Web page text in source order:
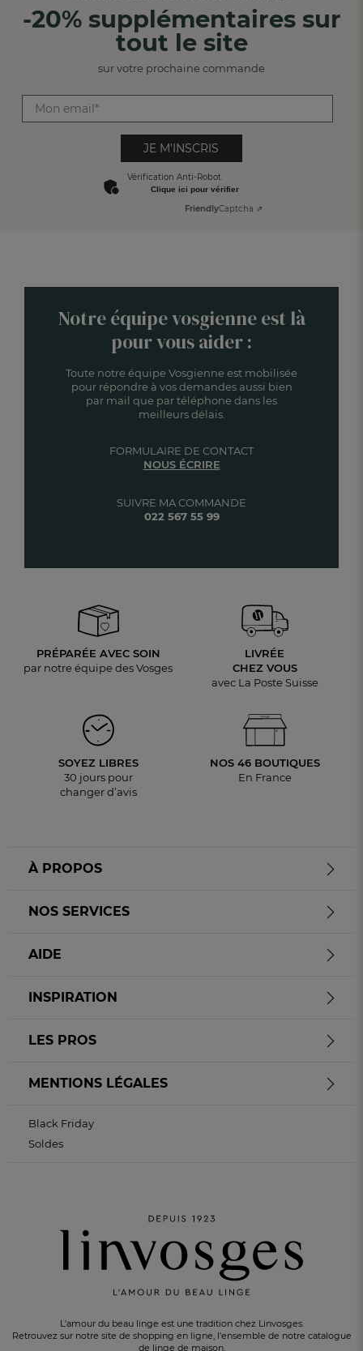
-20% supplémentaires sur
tout le site
sur votre prochaine commande
JE M'INSCRIS
Vérification Anti-Robot
Clique ici pour vérifier
FriendlyCaptcha ⇗
Notre équipe vosgienne est là
pour vous aider :
Toute notre équipe Vosgienne est mobilisée
pour répondre à vos demandes aussi bien
par mail que par téléphone dans les
meilleurs délais.
SUIVRE MA COMMANDE
022 567 55 99
FORMULAIRE DE CONTACT
NOUS ÉCRIRE
PRÉPARÉE AVEC SOIN
par notre équipe des Vosges
LIVRÉE
CHEZ VOUS
avec La Poste Suisse
SOYEZ LIBRES
30 jours pour
changer d’avis
NOS 46 BOUTIQUES
En France
L'amour du beau linge est une tradition chez Linvosges.
Retrouvez sur notre site de shopping en ligne, l'ensemble de notre catalogue
de linge de maison.
À PROPOS
NOS SERVICES
AIDE
INSPIRATION
LES PROS
MENTIONS LÉGALES
Black Friday
Soldes